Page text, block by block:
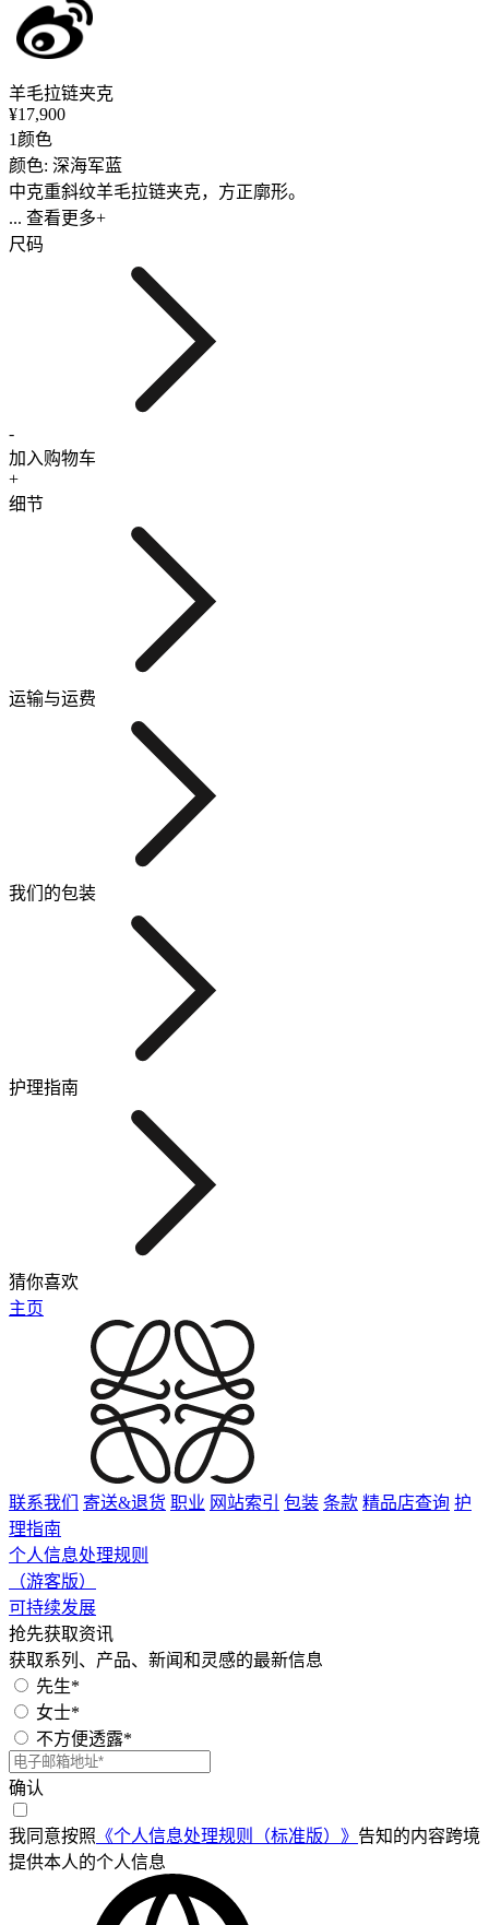
羊毛拉链夹克
¥17,900
1颜色
颜色: 深海军蓝
中克重斜纹羊毛拉链夹克，方正廓形。
... 查看更多+
尺码
-
加入购物车
+
细节
运输与运费
我们的包装
护理指南
猜你喜欢
主页
联系我们 寄送&退货 职业 网站索引 包装 条款 精品店查询 护
理指南
个人信息处理规则
（游客版）
可持续发展
抢先获取资讯
获取系列、产品、新闻和灵感的最新信息
先生*
女士*
不方便透露*
确认
我同意按照 《个人信息处理规则（标准版）》 告知的内容跨境
提供本人的个人信息